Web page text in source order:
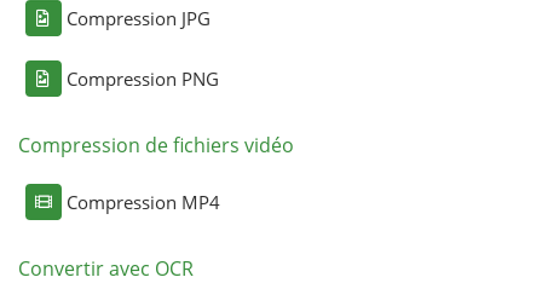
Compression JPG
Compression PNG
Compression de fichiers vidéo
Compression MP4
Convertir avec OCR